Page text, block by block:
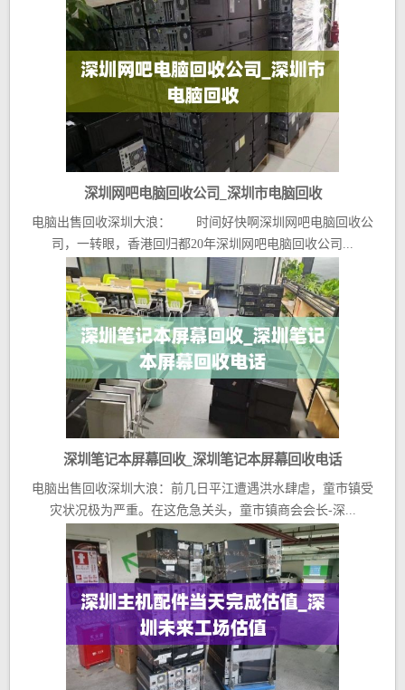
深圳网吧电脑回收公司_深圳市电脑回收
电脑出售回收深圳大浪： 时间好快啊深圳网吧电脑回收公
司，一转眼，香港回归都20年深圳网吧电脑回收公司...
深圳笔记本屏幕回收_深圳笔记本屏幕回收电话
电脑出售回收深圳大浪：前几日平江遭遇洪水肆虐，童市镇受
灾状况极为严重。在这危急关头，童市镇商会会长-深...